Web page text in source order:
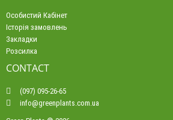
Особистий Кабінет
Історія замовлень
Закладки
Розсилка
CONTACT
(097) 095-26-65
info@greenplants.com.ua